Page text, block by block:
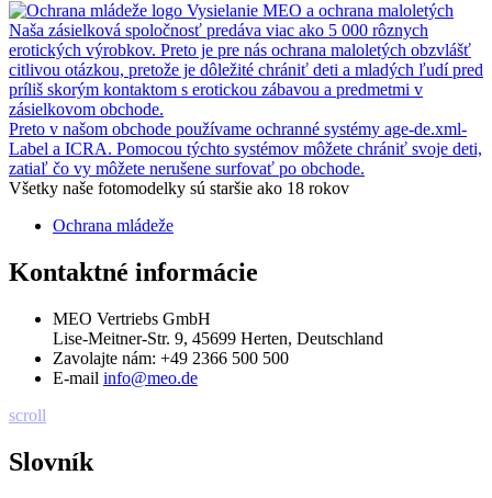
Vysielanie MEO a ochrana maloletých
Naša zásielková spoločnosť predáva viac ako 5 000 rôznych
erotických výrobkov. Preto je pre nás ochrana maloletých obzvlášť
citlivou otázkou, pretože je dôležité chrániť deti a mladých ľudí pred
príliš skorým kontaktom s erotickou zábavou a predmetmi v
zásielkovom obchode.
Preto v našom obchode používame ochranné systémy age-de.xml-
Label a ICRA. Pomocou týchto systémov môžete chrániť svoje deti,
zatiaľ čo vy môžete nerušene surfovať po obchode.
Všetky naše fotomodelky sú staršie ako 18 rokov
Ochrana mládeže
Kontaktné informácie
MEO Vertriebs GmbH
Lise-Meitner-Str. 9, 45699 Herten, Deutschland
Zavolajte nám: +49 2366 500 500
E-mail info@meo.de
scroll
Slovník